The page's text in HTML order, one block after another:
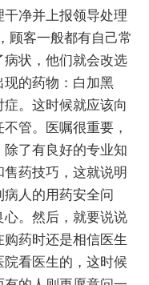
净并上报领导处理
顾客一般都有自己常
病状，他们就会改选
的药物：白加黑
。这时候就应该向
管。医嘱很重要，
了有良好的专业知
药技巧，这就说明
人的用药安全问
。然后，就要说说
药时还是相信医生
看医生的，这时候